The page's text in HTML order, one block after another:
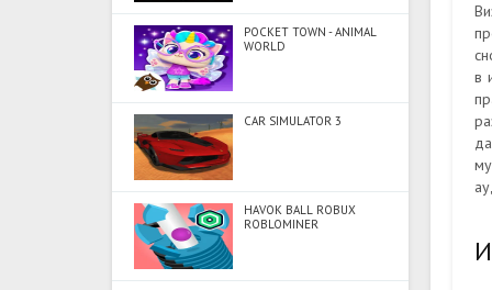
POCKET TOWN - ANIMAL
WORLD
CAR SIMULATOR 3
HAVOK BALL ROBUX
ROBLOMINER
в